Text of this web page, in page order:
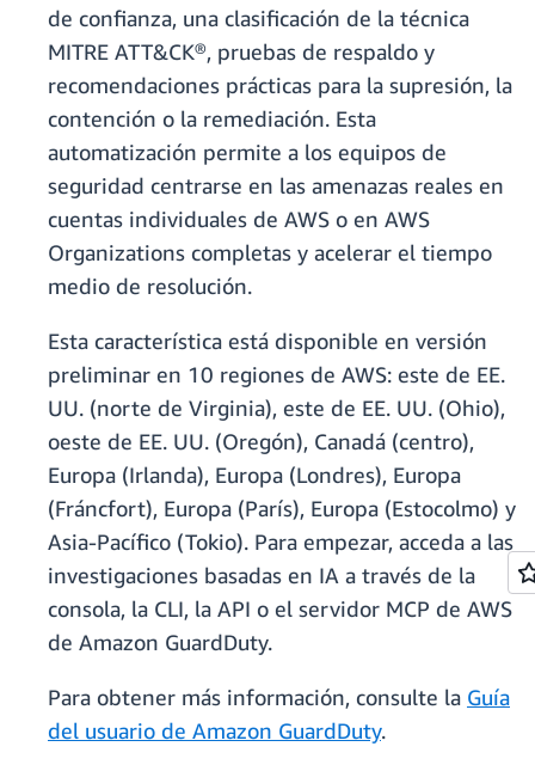
de confianza, una clasificación de la técnica
MITRE ATT&CK®, pruebas de respaldo y
recomendaciones prácticas para la supresión, la
contención o la remediación. Esta
automatización permite a los equipos de
seguridad centrarse en las amenazas reales en
cuentas individuales de AWS o en AWS
Organizations completas y acelerar el tiempo
medio de resolución.
Esta característica está disponible en versión
preliminar en 10 regiones de AWS: este de EE.
UU. (norte de Virginia), este de EE. UU. (Ohio),
oeste de EE. UU. (Oregón), Canadá (centro),
Europa (Irlanda), Europa (Londres), Europa
(Fráncfort), Europa (París), Europa (Estocolmo) y
Asia-Pacífico (Tokio). Para empezar, acceda a las
investigaciones basadas en IA a través de la
consola, la CLI, la API o el servidor MCP de AWS
de Amazon GuardDuty.
Para obtener más información, consulte la Guía
del usuario de Amazon GuardDuty.